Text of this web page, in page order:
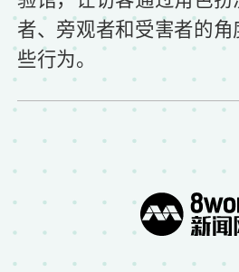
者、旁观者和受害者的
些行为。